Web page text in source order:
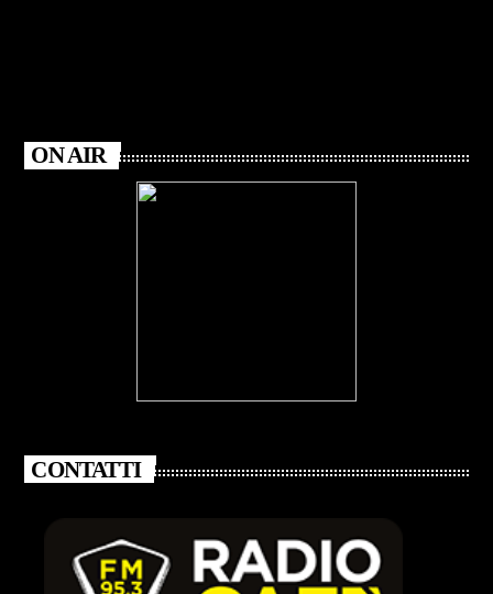
ON AIR
CONTATTI